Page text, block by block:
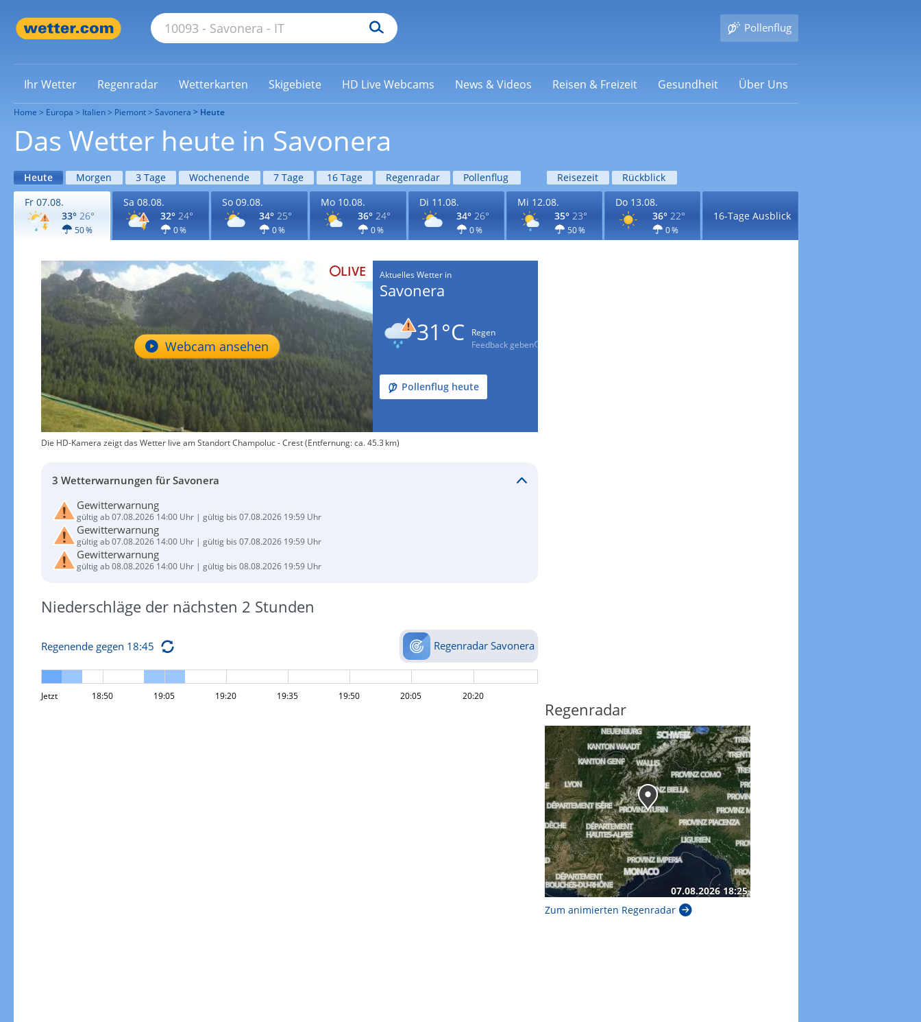
Pollenflug
Ihr Wetter Regenradar Wetterkarten Skigebiete HD Live Webcams News & Videos Reisen & Freizeit Gesundheit Über Uns
Home Europa Italien Piemont Savonera Heute
Das Wetter heute in Savonera
Heute Morgen 3 Tage Wochenende 7 Tage 16 Tage Regenradar Pollenflug Reisezeit
Rückblick
Fr 07.08.
33° 26°
50 %
Sa 08.08.
32° 24°
0 %
So 09.08.
34° 25°
0 %
Mo 10.08.
36° 24°
0 %
Di 11.08.
34° 26°
0 %
Mi 12.08.
35° 23°
50 %
Do 13.08.
36° 22°
0 %
16-Tage Ausblick
LIVE
Webcam ansehen
Aktuelles Wetter in
Savonera
31°C
Regen
Feedback geben
Pollenflug heute
Die HD-Kamera zeigt das Wetter live am Standort Champoluc - Crest (Entfernung: ca. 45.3 km)
3 Wetterwarnungen für Savonera
Gewitterwarnung
gültig ab 07.08.2026 14:00 Uhr | gültig bis 07.08.2026 19:59 Uhr
Gewitterwarnung
gültig ab 07.08.2026 14:00 Uhr | gültig bis 07.08.2026 19:59 Uhr
Gewitterwarnung
gültig ab 08.08.2026 14:00 Uhr | gültig bis 08.08.2026 19:59 Uhr
Niederschläge der nächsten 2 Stunden
Regenende gegen 18:45 Regenradar Savonera
Jetzt 18:50 19:05 19:20 19:35 19:50 20:05 20:20
Regenradar
Zum animierten Regenradar